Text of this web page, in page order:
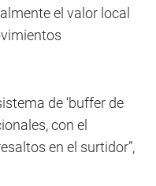
el valor local
de ‘buffer de
con el
en el surtidor”,